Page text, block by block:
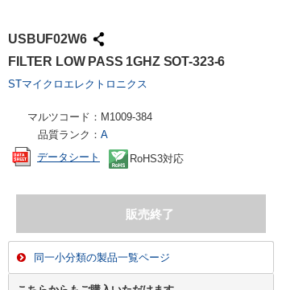
USBUF02W6
FILTER LOW PASS 1GHZ SOT-323-6
STマイクロエレクトロニクス
マルツコード： M1009-384
品質ランク： A
データシート
RoHS3対応
同一小分類の製品一覧ページ